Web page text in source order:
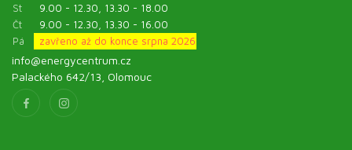
St
9.00 - 12.30, 13.30 - 18.00
Čt
9.00 - 12.30, 13.30 - 16.00
Pá
zavřeno až do konce srpna 2026
info@energycentrum.cz
Palackého 642/13, Olomouc